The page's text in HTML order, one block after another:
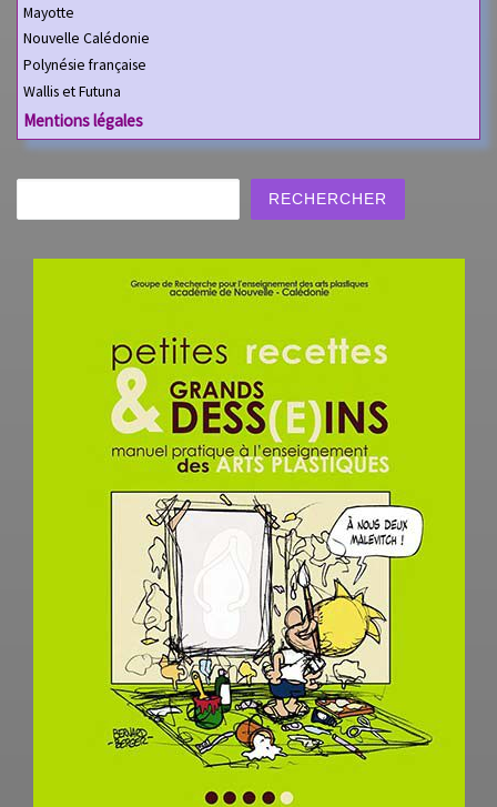
Mayotte
Nouvelle Calédonie
Polynésie française
Wallis et Futuna
Mentions légales
RECHERCHER